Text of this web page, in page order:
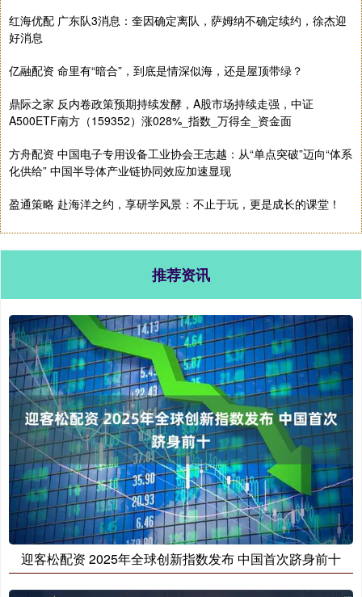
红海优配 广东队3消息：奎因确定离队，萨姆纳不确定续约，徐杰迎
好消息
亿融配资 命里有“暗合”，到底是情深似海，还是屋顶带绿？
鼎际之家 反内卷政策预期持续发酵，A股市场持续走强，中证
A500ETF南方（159352）涨028%_指数_万得全_资金面
方舟配资 中国电子专用设备工业协会王志越：从“单点突破”迈向“体系
化供给” 中国半导体产业链协同效应加速显现
盈通策略 赴海洋之约，享研学风景：不止于玩，更是成长的课堂！
推荐资讯
迎客松配资 2025年全球创新指数发布 中国首次跻身前十